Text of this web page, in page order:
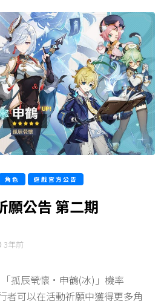
角色 遊戲官方公告
願公告 第二期
3年前
「孤辰煢懷·申鶴(冰)」機率
者可以在活動祈願中獲得更多角